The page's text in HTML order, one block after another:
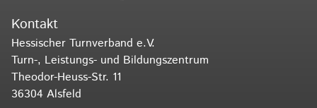
Kontakt
Hessischer Turnverband e.V.
Turn-, Leistungs- und Bildungszentrum
Theodor-Heuss-Str. 11
36304 Alsfeld